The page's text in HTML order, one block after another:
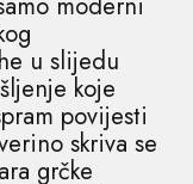
u slijedu
koje
povijesti
skriva se
grčke